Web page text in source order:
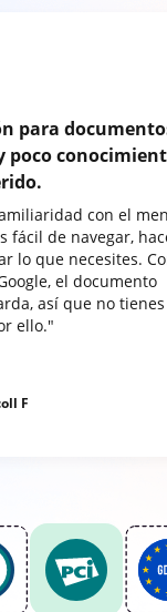
para
poco
con el
fácil de navegar,
lo que necesites.
el documento
así que no
ello."
F